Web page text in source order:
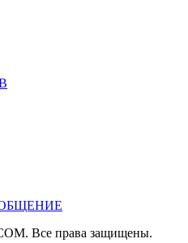
Все права защищены.